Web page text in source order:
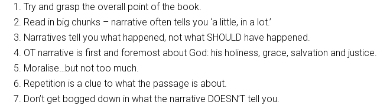
Try and grasp the overall point of the book.
Read in big chunks – narrative often tells you ‘a little, in a lot.’
Narratives tell you what happened, not what SHOULD have happened.
OT narrative is first and foremost about God: his holiness, grace, salvation and justice.
Moralise…but not too much.
Repetition is a clue to what the passage is about.
Don’t get bogged down in what the narrative DOESN’T tell you.